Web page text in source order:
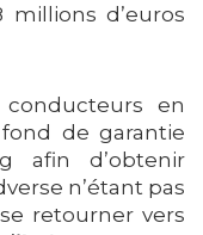
d’euros
en
de garantie
afin d’obtenir
n’étant pas
retourner vers